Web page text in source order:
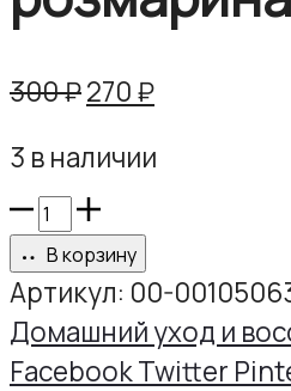
300₽Первоначальная
составляла
300 ₽.
270₽Текущая
270 ₽.
3 в наличии
Количество
товара
Экстракт
розмарина,
20
В корзину
Артикул: 00-
Домашний уход и
Share
FacebookTwitter